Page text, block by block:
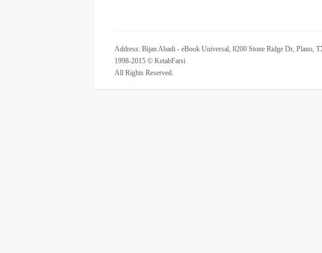
Address: Bijan Abadi - eBook Universal, 8200 Stone Ridge Dr, Plano,
1998-2015 © KetabFarsi
All Rights Reserved.